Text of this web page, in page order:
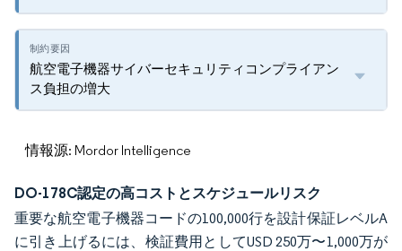
航空電子機器サイバーセキュリティコンプライアン
ス負担の増大
情報源: Mordor Intelligence
DO-178C認定の高コストとスケジュールリスク
重要な航空電子機器コードの100,000行を設計保証レベルA
に引き上げるには、検証費用としてUSD 250万〜1,000万が